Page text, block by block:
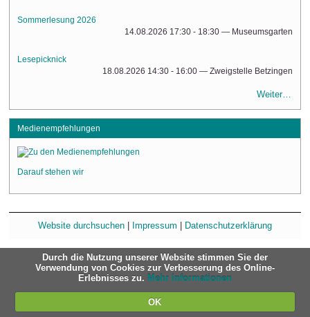
Sommerlesung 2026
14.08.2026 17:30 - 18:30 — Museumsgarten
Lesepicknick
18.08.2026 14:30 - 16:00 — Zweigstelle Betzingen
Weiter…
Medienempfehlungen
Darauf stehen wir
Website durchsuchen Impressum Datenschutzerklärung
Durch die Nutzung unserer Website stimmen Sie der
Verwendung von Cookies zur Verbesserung des Online-
Erlebnisses zu. Mehr Informationen
OK